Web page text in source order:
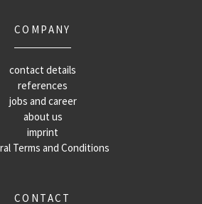
COMPANY
contact details
references
jobs and career
about us
imprint
Terms and Conditions
CONTACT